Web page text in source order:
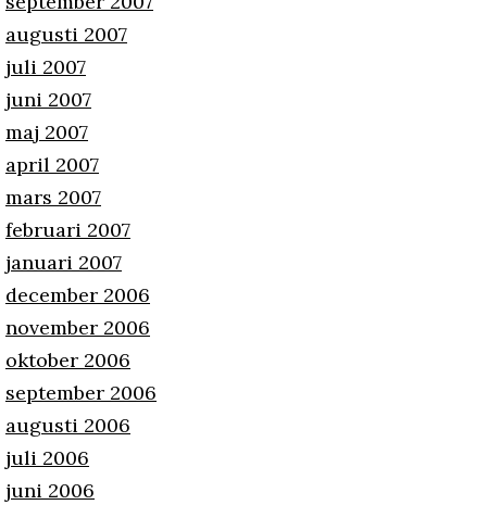
augusti 2007
juli 2007
juni 2007
maj 2007
april 2007
mars 2007
februari 2007
januari 2007
december 2006
november 2006
oktober 2006
september 2006
augusti 2006
juli 2006
juni 2006